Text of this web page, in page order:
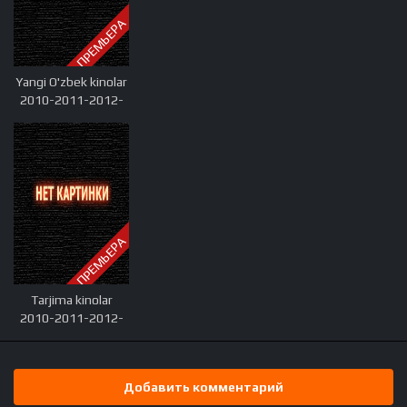
ПРЕМЬЕРА
Yangi O'zbek kinolar
2010-2011-2012-
2016-2017-2018-
2019-2020-2021-
2022-2023-2024-
2025 O'zbek tilida
Uzbek tarjima Full
HD
ПРЕМЬЕРА
Tarjima kinolar
2010-2011-2012-
2019-2020-2021-
Добавить комментарий